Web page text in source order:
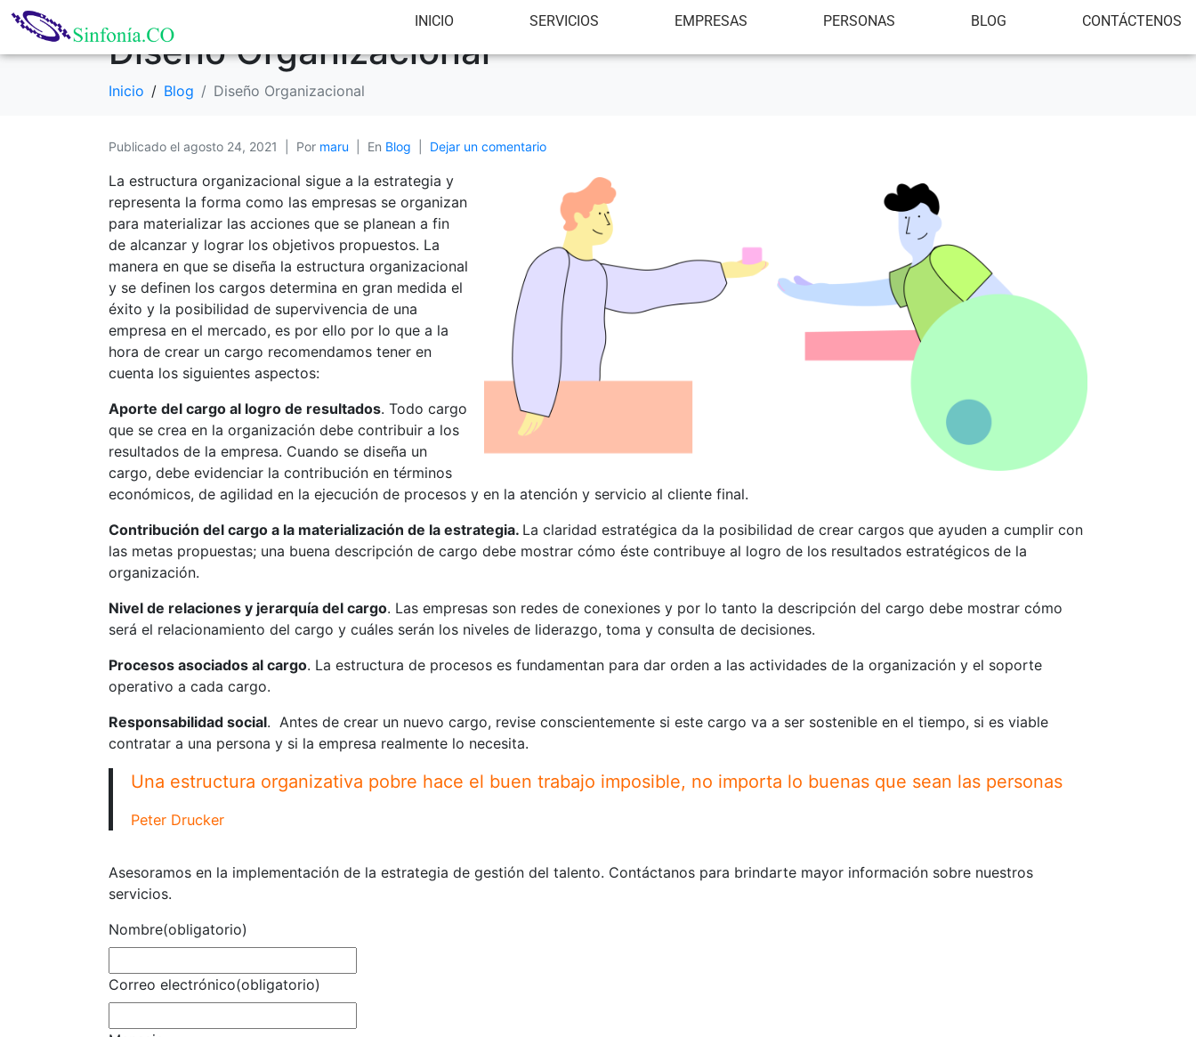
INICIO SERVICIOS EMPRESAS PERSONAS BLOG CONTÁCTENOS
Diseño Organizacional
Inicio Blog Diseño Organizacional
Publicado el agosto 24, 2021 Por maru En Blog Dejar un comentario
La estructura organizacional sigue a la estrategia y
representa la forma como las empresas se organizan
para materializar las acciones que se planean a fin
de alcanzar y lograr los objetivos propuestos. La
manera en que se diseña la estructura organizacional
y se definen los cargos determina en gran medida el
éxito y la posibilidad de supervivencia de una
empresa en el mercado, es por ello por lo que a la
hora de crear un cargo recomendamos tener en
cuenta los siguientes aspectos:
Aporte del cargo al logro de resultados. Todo cargo
que se crea en la organización debe contribuir a los
resultados de la empresa. Cuando se diseña un
cargo, debe evidenciar la contribución en términos
económicos, de agilidad en la ejecución de procesos y en la atención y servicio al cliente final.
Contribución del cargo a la materialización de la estrategia. La claridad estratégica da la posibilidad de crear cargos que ayuden a cumplir con
las metas propuestas; una buena descripción de cargo debe mostrar cómo éste contribuye al logro de los resultados estratégicos de la
organización.
Nivel de relaciones y jerarquía del cargo. Las empresas son redes de conexiones y por lo tanto la descripción del cargo debe mostrar cómo
será el relacionamiento del cargo y cuáles serán los niveles de liderazgo, toma y consulta de decisiones.
Procesos asociados al cargo. La estructura de procesos es fundamentan para dar orden a las actividades de la organización y el soporte
operativo a cada cargo.
Responsabilidad social. Antes de crear un nuevo cargo, revise conscientemente si este cargo va a ser sostenible en el tiempo, si es viable
contratar a una persona y si la empresa realmente lo necesita.
Una estructura organizativa pobre hace el buen trabajo imposible, no importa lo buenas que sean las personas
Peter Drucker
Asesoramos en la implementación de la estrategia de gestión del talento. Contáctanos para brindarte mayor información sobre nuestros
servicios.
Nombre(obligatorio)
Correo electrónico(obligatorio)